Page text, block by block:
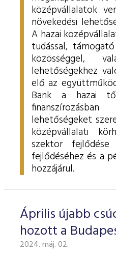
középvállalatok
növekedési
A hazai
tudással,
közösséggel,
lehetőségekhez
elő az
Bank a hazai
lehetőségeket
középvállalati
szektor
fejlődéséhez és a
hozzájárul.
Április újabb
hozott a
2024. máj. 02.